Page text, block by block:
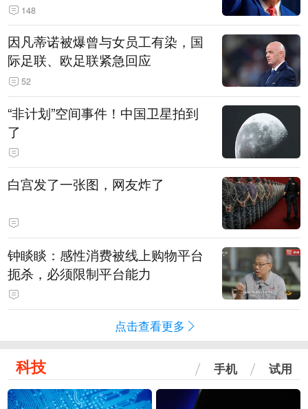
148
因凡蒂诺被爆曾与女员工有染，国
际足联、欧足联紧急回应
52
“非计划”空间事件！中国卫星拍到
了
白宫发了一张图，网友炸了
钟睒睒：感性消费被线上购物平台
扼杀，必须限制平台能力
点击查看更多
科技 手机 试用